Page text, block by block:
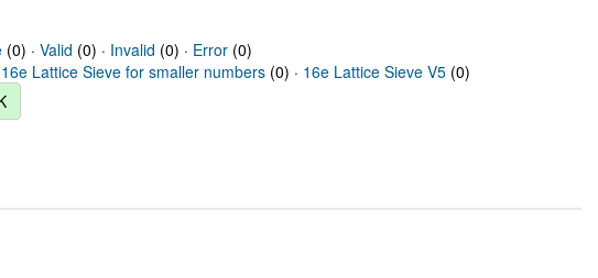
(0) · Valid (0) · Invalid (0) · Error(0)
16e Lattice Sieve for smaller numbers (0) · 16e Lattice Sieve V5 (0)